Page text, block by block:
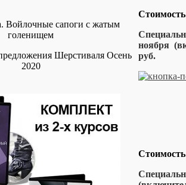
Войлочные сапоги с жатым
голенищем
ноября
руб.